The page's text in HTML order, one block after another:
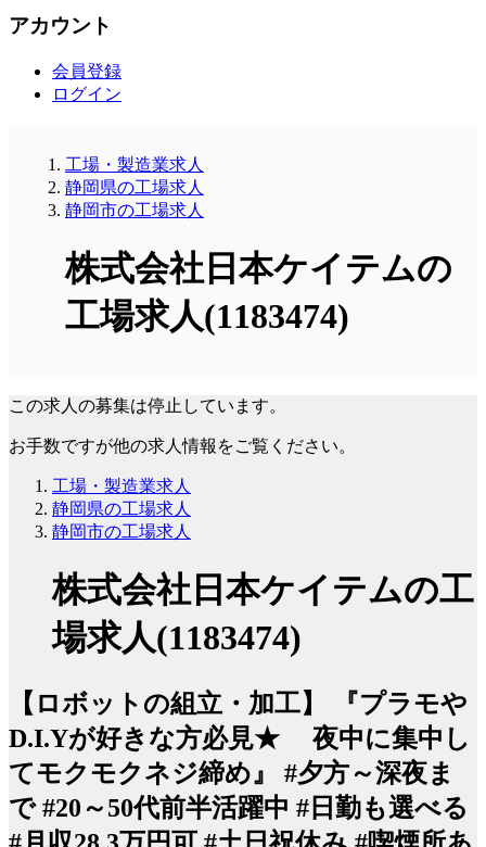
アカウント
会員登録
ログイン
工場・製造業求人
静岡県の工場求人
静岡市の工場求人
株式会社日本ケイテムの
工場求人(1183474)
この求人の募集は停止しています。
お手数ですが他の求人情報をご覧ください。
工場・製造業求人
静岡県の工場求人
静岡市の工場求人
株式会社日本ケイテムの工
場求人(1183474)
【ロボットの組立・加工】 『プラモや
D.I.Yが好きな方必見★ 夜中に集中し
てモクモクネジ締め』 #夕方～深夜ま
で #20～50代前半活躍中 #日勤も選べる